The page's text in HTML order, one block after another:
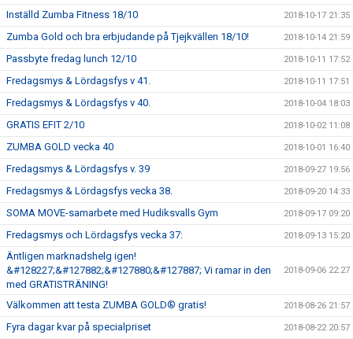
Inställd Zumba Fitness 18/10 2018-10-17 21:35
Zumba Gold och bra erbjudande på Tjejkvällen 18/10! 2018-10-14 21:59
Passbyte fredag lunch 12/10 2018-10-11 17:52
Fredagsmys & Lördagsfys v 41. 2018-10-11 17:51
Fredagsmys & Lördagsfys v 40. 2018-10-04 18:03
GRATIS EFIT 2/10 2018-10-02 11:08
ZUMBA GOLD vecka 40 2018-10-01 16:40
Fredagsmys & Lördagsfys v. 39 2018-09-27 19:56
Fredagsmys & Lördagsfys vecka 38. 2018-09-20 14:33
SOMA MOVE-samarbete med Hudiksvalls Gym 2018-09-17 09:20
Fredagsmys och Lördagsfys vecka 37: 2018-09-13 15:20
Äntligen marknadshelg igen!
&#128227;&#127882;&#127880;&#127887; Vi ramar in den
med GRATISTRÄNING!
2018-09-06 22:27
Välkommen att testa ZUMBA GOLD® gratis! 2018-08-26 21:57
Fyra dagar kvar på specialpriset 2018-08-22 20:57